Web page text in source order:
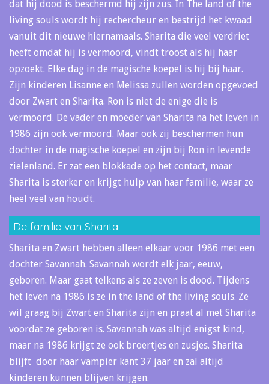
dat hij dood is beschermd hij zijn zus. In The land of the
living souls wordt hij rechercheur en bestrijd het kwaad
vanuit dit nieuwe hiernamaals. Sharita die veel verdriet
heeft omdat hij is vermoord, vindt troost als hij haar
opzoekt. Elke dag in de magische koepel is hij bij haar.
Zijn kinderen Lisanne en Melissa zullen worden opgevoed
door Zwart en Sharita. Ron is niet de enige die is
vermoord. De vader en moeder van Sharita na het leven in
1986 zijn ook vermoord. Maar ook zij beschermen hun
dochter in de magische koepel en zijn bij Ron in levende
zielenland. Er zat een blokkade op het contact, maar
Sharita is sterker en krijgt hulp van haar familie, waar ze
heel veel van houdt.
De familie van Sharita
Sharita en Zwart hebben alleen elkaar voor 1986 met een
dochter Savannah. Savannah wordt elk jaar, eeuw,
geboren. Maar gaat telkens als ze zeven is dood. Tijdens
het leven na 1986 is ze in the land of the living souls. Ze
wil graag bij Zwart en Sharita zijn en praat al met Sharita
voordat ze geboren is. Savannah was altijd enigst kind,
maar na 1986 krijgt ze ook broertjes en zusjes. Sharita
blijft door haar vampier kant 37 jaar en zal altijd
kinderen kunnen blijven krijgen.